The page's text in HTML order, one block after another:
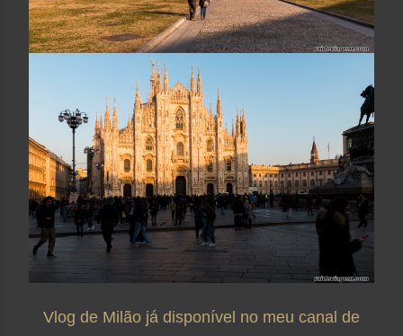
Vlog de Milão já disponível no meu canal de